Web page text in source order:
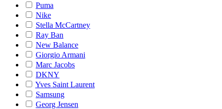
Puma
Nike
Stella McCartney
Ray Ban
New Balance
Giorgio Armani
Marc Jacobs
DKNY
Yves Saint Laurent
Samsung
Georg Jensen